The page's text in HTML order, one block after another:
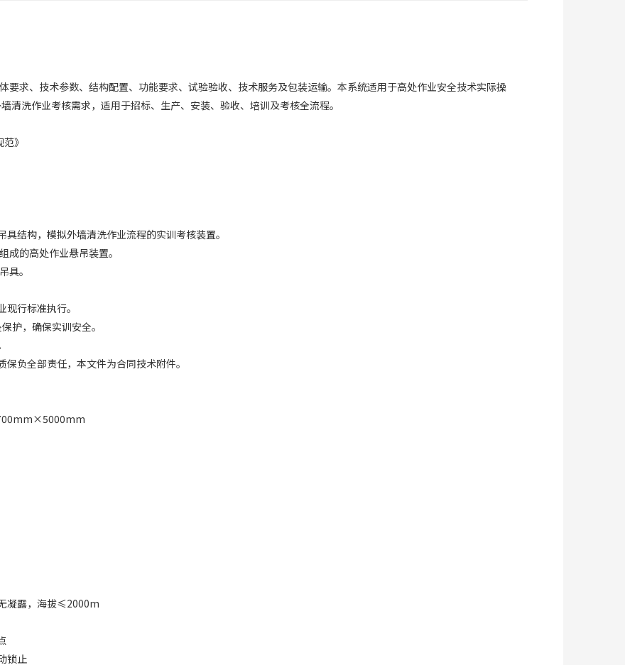
要求、技术参数、结构配置、功能要求、试验验收、技术服务及包装运输。本系统适用于高处作业安全技术实际操
清洗作业考核需求，适用于招标、生产、安装、验收、培训及考核全流程。
》
结构，模拟外墙清洗作业流程的实训考核装置。
成的高处作业悬吊装置。
具。
行标准执行。
护，确保实训安全。
负全部责任，本文件为合同技术附件。
凝露，海拔≤2000m
锁止